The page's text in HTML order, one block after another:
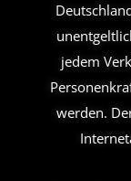
jedem
werden.